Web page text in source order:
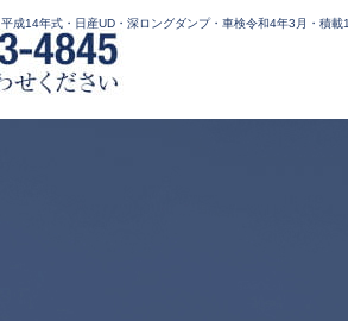
平成14年式・日産UD・深ロングダンプ・車検令和4年3月・積